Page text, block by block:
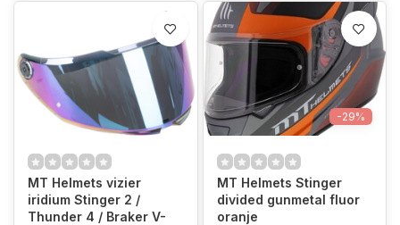
MT Helmets vizier
iridium Stinger 2 /
Thunder 4 / Braker V-
-29%
MT Helmets Stinger
divided gunmetal fluor
oranje